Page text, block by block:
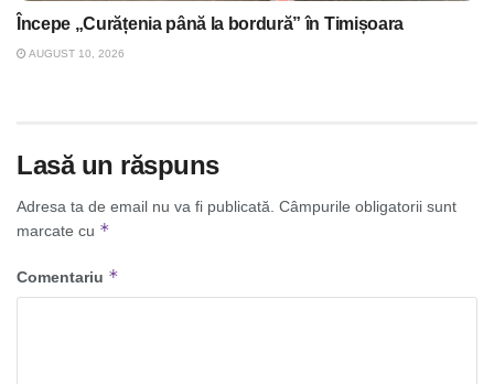
Începe „Curățenia până la bordură” în Timișoara
AUGUST 10, 2026
Lasă un răspuns
Adresa ta de email nu va fi publicată. Câmpurile obligatorii sunt
marcate cu *
Comentariu *